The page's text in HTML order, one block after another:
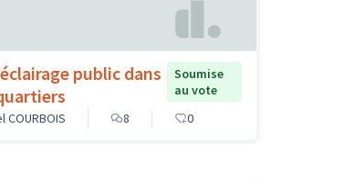
public dans
Soumise
au vote
COURBOIS
8 0